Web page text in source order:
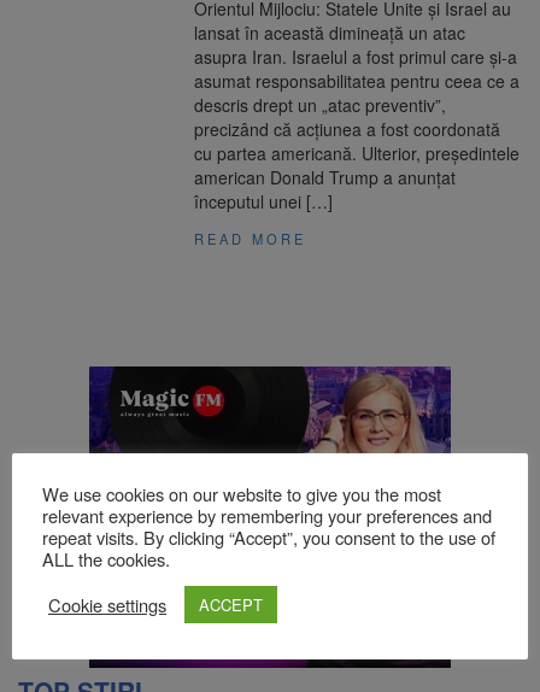
Orientul Mijlociu: Statele Unite și Israel au
lansat în această dimineață un atac
asupra Iran. Israelul a fost primul care și-a
asumat responsabilitatea pentru ceea ce a
descris drept un „atac preventiv”,
precizând că acțiunea a fost coordonată
cu partea americană. Ulterior, președintele
american Donald Trump a anunțat
începutul unei […]
READ MORE
We use cookies on our website to give you the most
relevant experience by remembering your preferences and
repeat visits. By clicking “Accept”, you consent to the use of
ALL the cookies.
Cookie settings
ACCEPT